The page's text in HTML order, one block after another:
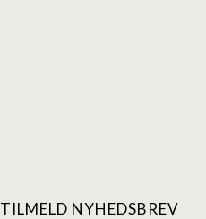
TILMELD NYHEDSBREV